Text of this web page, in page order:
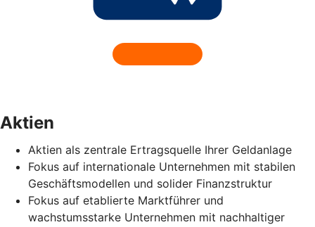
Aktien
Aktien als zentrale Ertragsquelle Ihrer Geldanlage
Fokus auf internationale Unternehmen mit stabilen
Geschäftsmodellen und solider Finanzstruktur
Fokus auf etablierte Marktführer und
wachstumsstarke Unternehmen mit nachhaltiger